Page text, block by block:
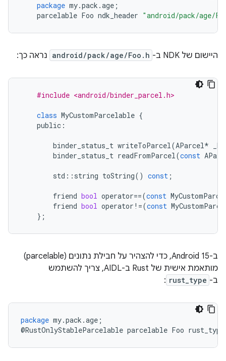
package my.pack .age ;
parcelable Foo ndk_header "android/pack/age/
היישום של NDK ב- android/pack/age/Foo.h נראה כך:
#include <android/binder_parcel.h>
class MyCustomParcelable {
public :
binder_status_t writeToParcel(AParcel*
binder_status_t readFromParcel(const
std :: string toString() const ;
friend bool operator==(const
friend bool operator !=(const
};
ב-Android 15, כדי להצהיר על חבילת נתונים (parcelable)
מותאמת אישית של Rust ב-AIDL, צריך להשתמש
ב- rust_type
:
package my.pack .age ;
@RustOnlyStableParcelable parcelable Foo rust_type